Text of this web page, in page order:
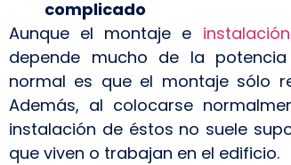
complicado
Aunque el montaje e
depende mucho de la
normal es que el montaje sólo
Además, al colocarse
instalación de éstos no suele
que viven o trabajan en el edificio.